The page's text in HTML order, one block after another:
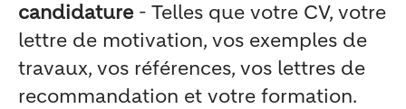
candidature - Telles que votre CV, votre
lettre de motivation, vos exemples de
travaux, vos références, vos lettres de
recommandation et votre formation.